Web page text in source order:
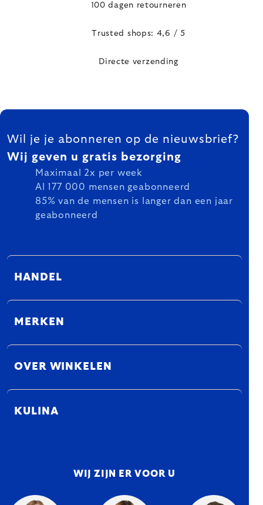
100 dagen retourneren
Trusted shops: 4,6 / 5
Directe verzending
FOOTER
Wil je je abonneren op de nieuwsbrief?
Wij geven u gratis bezorging
Maximaal 2x per week
Al 177 000 mensen geabonneerd
85% van de mensen is langer dan een jaar
geabonneerd
HANDEL
MERKEN
OVER WINKELEN
KULINA
WIJ ZIJN ER VOOR U